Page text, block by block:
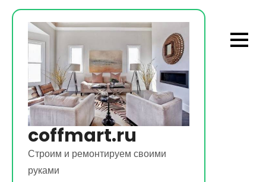
Перейти
содержимому
coffmart.ru
Строим и ремонтируем своими
руками